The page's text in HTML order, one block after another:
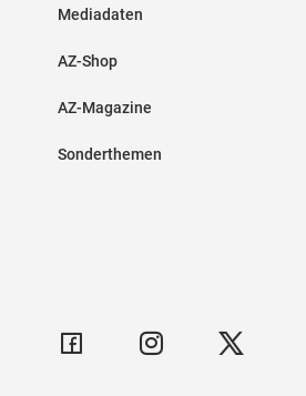
Mediadaten
AZ-Shop
AZ-Magazine
Sonderthemen